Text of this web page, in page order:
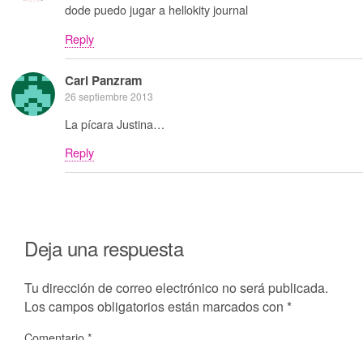
dode puedo jugar a hellokity journal
Reply
Carl Panzram
26 septiembre 2013
La pícara Justina…
Reply
Deja una respuesta
Tu dirección de correo electrónico no será publicada.
Los campos obligatorios están marcados con *